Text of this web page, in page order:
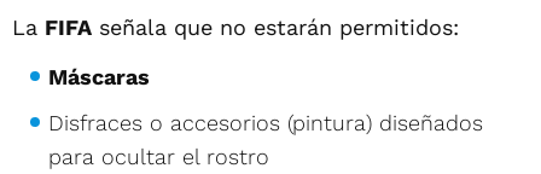
La FIFA señala que no estarán permitidos:
Máscaras
Disfraces o accesorios (pintura) diseñados
para ocultar el rostro